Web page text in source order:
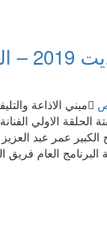
رمضان
مبني الاذاعة
الاولي
عمر عبد العزيز
العام فريق